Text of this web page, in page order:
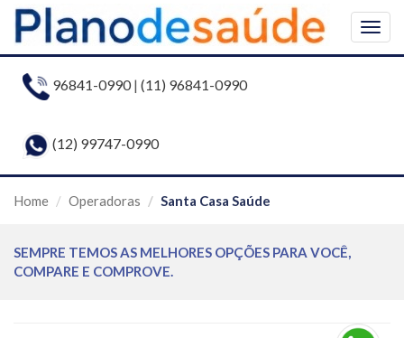
96841-0990| (11) 96841-0990
(12) 99747-0990
Home Operadoras Santa Casa Saúde
SEMPRE TEMOS AS MELHORES OPÇÕES PARA VOCÊ,
COMPARE E COMPROVE.